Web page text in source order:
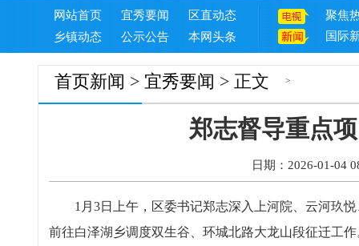
网站首页 宜秀要闻
区直动态
乡镇动态
公示公告 本网头条
聚焦
国际
首页 >
新闻 > 宜秀要闻 > 正文
郑志督导重点
日期：2026-01-04
1月3日上午，区委书记郑志深入上河院、云河玖悦
前往白泽湖乡调度双生谷、环城北路大龙山段征迁工